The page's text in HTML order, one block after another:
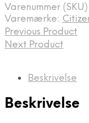
Varenummer
Varemærke:
Previous Product
Next Product
Beskrivelse
Beskrivelse